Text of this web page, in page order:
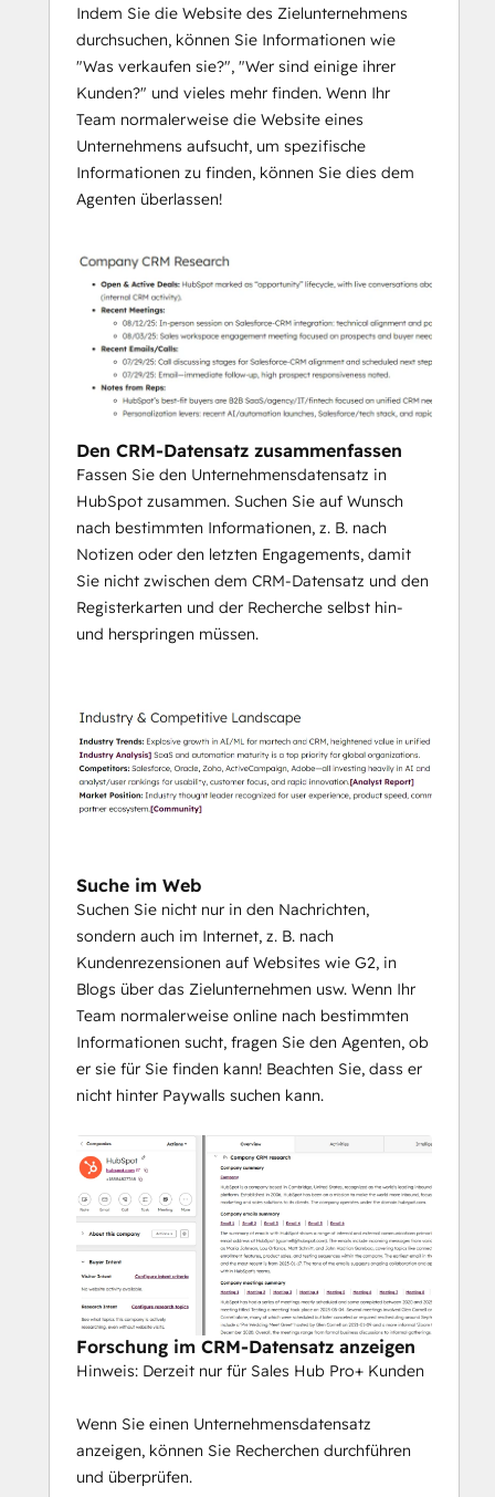
Indem Sie die Website des Zielunternehmens
durchsuchen, können Sie Informationen wie
"Was verkaufen sie?", "Wer sind einige ihrer
Kunden?" und vieles mehr finden. Wenn Ihr
Team normalerweise die Website eines
Unternehmens aufsucht, um spezifische
Informationen zu finden, können Sie dies dem
Agenten überlassen!
Den CRM-Datensatz zusammenfassen
Fassen Sie den Unternehmensdatensatz in
HubSpot zusammen. Suchen Sie auf Wunsch
nach bestimmten Informationen, z. B. nach
Notizen oder den letzten Engagements, damit
Sie nicht zwischen dem CRM-Datensatz und den
Registerkarten und der Recherche selbst hin-
und herspringen müssen.
Suche im Web
Suchen Sie nicht nur in den Nachrichten,
sondern auch im Internet, z. B. nach
Kundenrezensionen auf Websites wie G2, in
Blogs über das Zielunternehmen usw. Wenn Ihr
Team normalerweise online nach bestimmten
Informationen sucht, fragen Sie den Agenten, ob
er sie für Sie finden kann! Beachten Sie, dass er
nicht hinter Paywalls suchen kann.
Forschung im CRM-Datensatz anzeigen
Hinweis: Derzeit nur für Sales Hub Pro+ Kunden
Wenn Sie einen Unternehmensdatensatz
anzeigen, können Sie Recherchen durchführen
und überprüfen.